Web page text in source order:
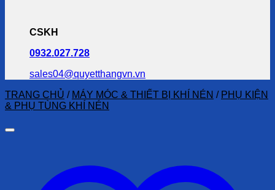
CSKH
0932.027.728
sales04@quyetthangvn.vn
TRANG CHỦ / MÁY MÓC & THIẾT BỊ KHÍ NÉN / PHỤ KIỆN
& PHỤ TÙNG KHÍ NÉN